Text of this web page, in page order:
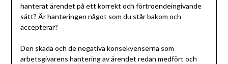
hanterat ärendet på ett korrekt och förtroendeingivande
sätt? Är hanteringen något som du står bakom och
accepterar?
Den skada och de negativa konsekvenserna som
arbetsgivarens hantering av ärendet redan medfört och